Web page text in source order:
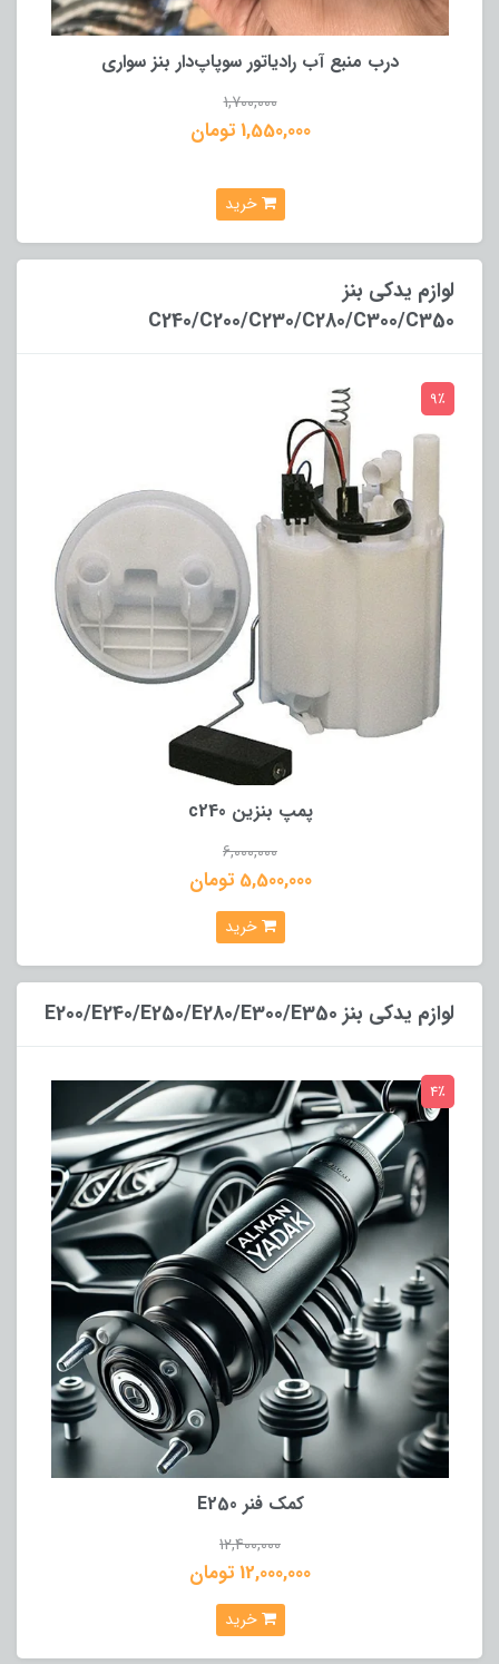
درب منبع آب رادیاتور سوپاپ‌دار بنز سواری
1,700,000
1,550,000 تومان
خرید
لوازم یدکی بنز
C240/C200/C230/C280/C300/C350
پمپ بنزین c240
6,000,000
5,500,000 تومان
9٪
خرید
لوازم یدکی بنز E200/E240/E250/E280/E300/E350
کمک فنر E250
12,400,000
12,000,000 تومان
4٪
خرید